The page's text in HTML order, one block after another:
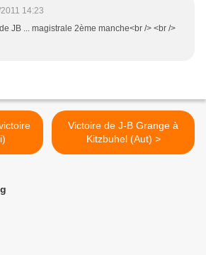
14:23
JB ... magistrale 2ème manche<br /> <br />
Victoire de J-B Grange à
Kitzbuhel (Aut) >